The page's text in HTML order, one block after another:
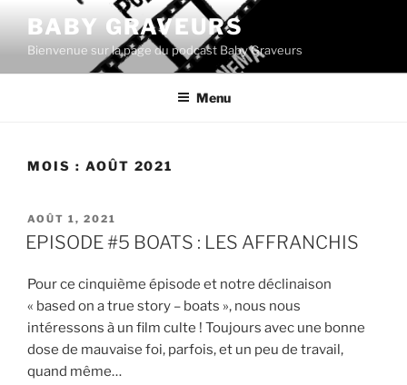
contenu
principal
BABY GRAVEURS
Bienvenue sur la page du podcast Baby Graveurs
Menu
MOIS : AOÛT 2021
PUBLIÉ
LE
AOÛT 1, 2021
EPISODE #5 BOATS : LES AFFRANCHIS
Pour ce cinquième épisode et notre déclinaison
« based on a true story – boats », nous nous
intéressons à un film culte ! Toujours avec une bonne
dose de mauvaise foi, parfois, et un peu de travail,
quand même…